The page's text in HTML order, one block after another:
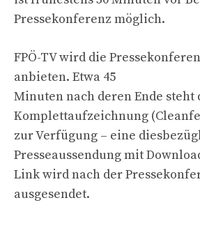
Pressekonferenz möglich.
FPÖ-TV wird die
anbieten. Etwa 45
Minuten nach deren Ende steht
Komplettaufzeichnung
zur Verfügung – eine
Presseaussendung mit
Link wird nach der
ausgesendet.